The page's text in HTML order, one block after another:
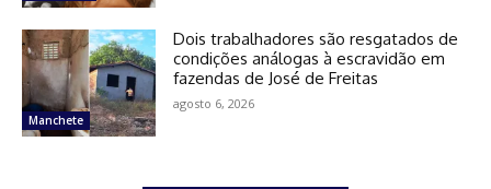
Manchete
Dois trabalhadores são resgatados de
condições análogas à escravidão em
fazendas de José de Freitas
agosto 6, 2026